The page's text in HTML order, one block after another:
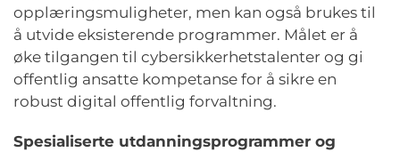
opplæringsmuligheter, men kan også brukes til
å utvide eksisterende programmer. Målet er å
øke tilgangen til cybersikkerhetstalenter og gi
offentlig ansatte kompetanse for å sikre en
robust digital offentlig forvaltning.
Spesialiserte utdanningsprogrammer og